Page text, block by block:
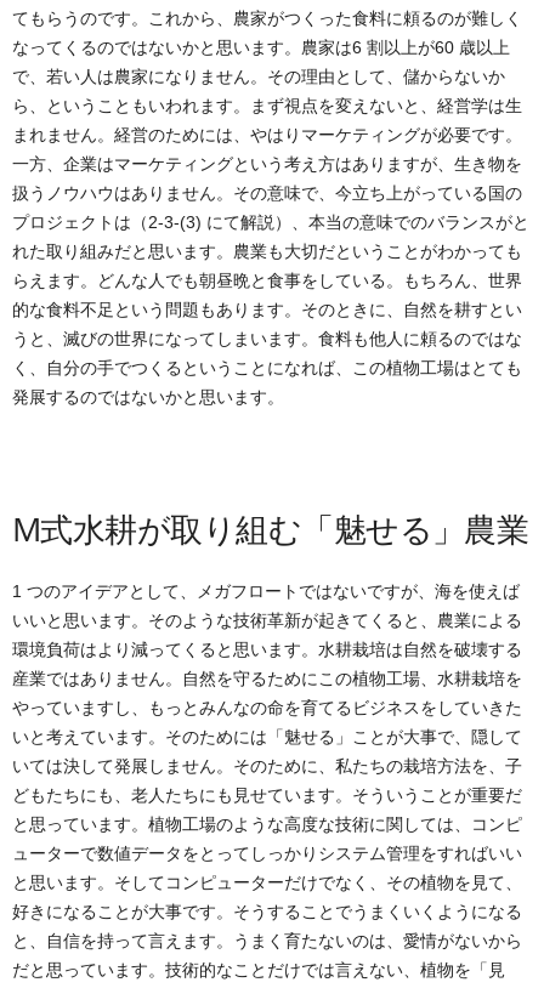
てもらうのです。これから、農家がつくった食料に頼るのが難しく
なってくるのではないかと思います。農家は6 割以上が60 歳以上
で、若い人は農家になりません。その理由として、儲からないか
ら、ということもいわれます。まず視点を変えないと、経営学は生
まれません。経営のためには、やはりマーケティングが必要です。
一方、企業はマーケティングという考え方はありますが、生き物を
扱うノウハウはありません。その意味で、今立ち上がっている国の
プロジェクトは（2-3-(3) にて解説）、本当の意味でのバランスがと
れた取り組みだと思います。農業も大切だということがわかっても
らえます。どんな人でも朝昼晩と食事をしている。もちろん、世界
的な食料不足という問題もあります。そのときに、自然を耕すとい
うと、滅びの世界になってしまいます。食料も他人に頼るのではな
く、自分の手でつくるということになれば、この植物工場はとても
発展するのではないかと思います。
M式水耕が取り組む「魅せる」農業
1 つのアイデアとして、メガフロートではないですが、海を使えば
いいと思います。そのような技術革新が起きてくると、農業による
環境負荷はより減ってくると思います。水耕栽培は自然を破壊する
産業ではありません。自然を守るためにこの植物工場、水耕栽培を
やっていますし、もっとみんなの命を育てるビジネスをしていきた
いと考えています。そのためには「魅せる」ことが大事で、隠して
いては決して発展しません。そのために、私たちの栽培方法を、子
どもたちにも、老人たちにも見せています。そういうことが重要だ
と思っています。植物工場のような高度な技術に関しては、コンピ
ューターで数値データをとってしっかりシステム管理をすればいい
と思います。そしてコンピューターだけでなく、その植物を見て、
好きになることが大事です。そうすることでうまくいくようになる
と、自信を持って言えます。うまく育たないのは、愛情がないから
だと思っています。技術的なことだけでは言えない、植物を「見